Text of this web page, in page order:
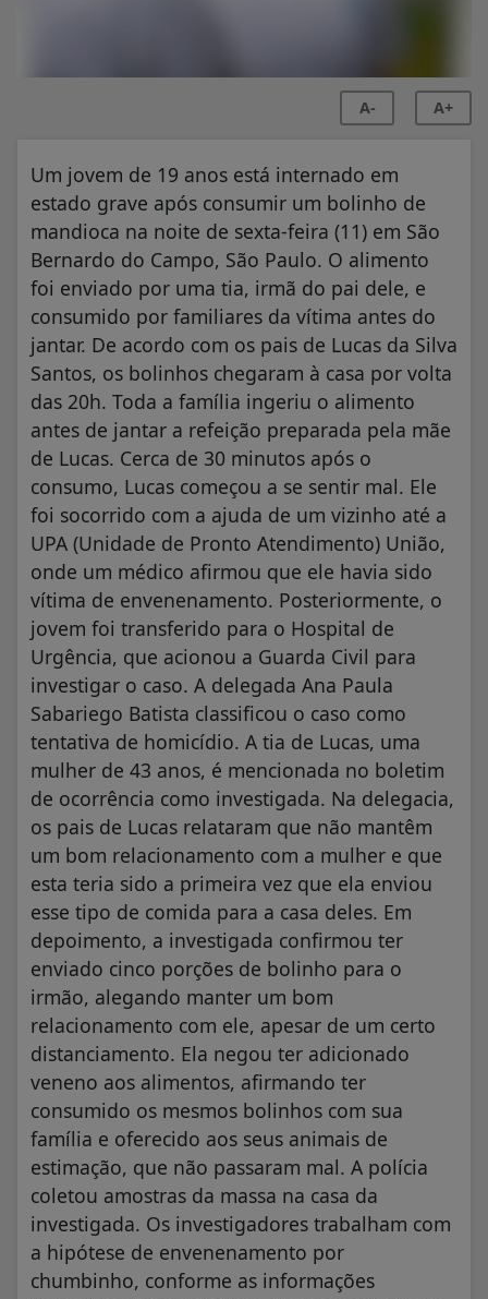
A- A+
Um jovem de 19 anos está internado em
estado grave após consumir um bolinho de
mandioca na noite de sexta-feira (11) em São
Bernardo do Campo, São Paulo. O alimento
foi enviado por uma tia, irmã do pai dele, e
consumido por familiares da vítima antes do
jantar. De acordo com os pais de Lucas da Silva
Santos, os bolinhos chegaram à casa por volta
das 20h. Toda a família ingeriu o alimento
antes de jantar a refeição preparada pela mãe
de Lucas. Cerca de 30 minutos após o
consumo, Lucas começou a se sentir mal. Ele
foi socorrido com a ajuda de um vizinho até a
UPA (Unidade de Pronto Atendimento) União,
onde um médico afirmou que ele havia sido
vítima de envenenamento. Posteriormente, o
jovem foi transferido para o Hospital de
Urgência, que acionou a Guarda Civil para
investigar o caso. A delegada Ana Paula
Sabariego Batista classificou o caso como
tentativa de homicídio. A tia de Lucas, uma
mulher de 43 anos, é mencionada no boletim
de ocorrência como investigada. Na delegacia,
os pais de Lucas relataram que não mantêm
um bom relacionamento com a mulher e que
esta teria sido a primeira vez que ela enviou
esse tipo de comida para a casa deles. Em
depoimento, a investigada confirmou ter
enviado cinco porções de bolinho para o
irmão, alegando manter um bom
relacionamento com ele, apesar de um certo
distanciamento. Ela negou ter adicionado
veneno aos alimentos, afirmando ter
consumido os mesmos bolinhos com sua
família e oferecido aos seus animais de
estimação, que não passaram mal. A polícia
coletou amostras da massa na casa da
investigada. Os investigadores trabalham com
a hipótese de envenenamento por
chumbinho, conforme as informações